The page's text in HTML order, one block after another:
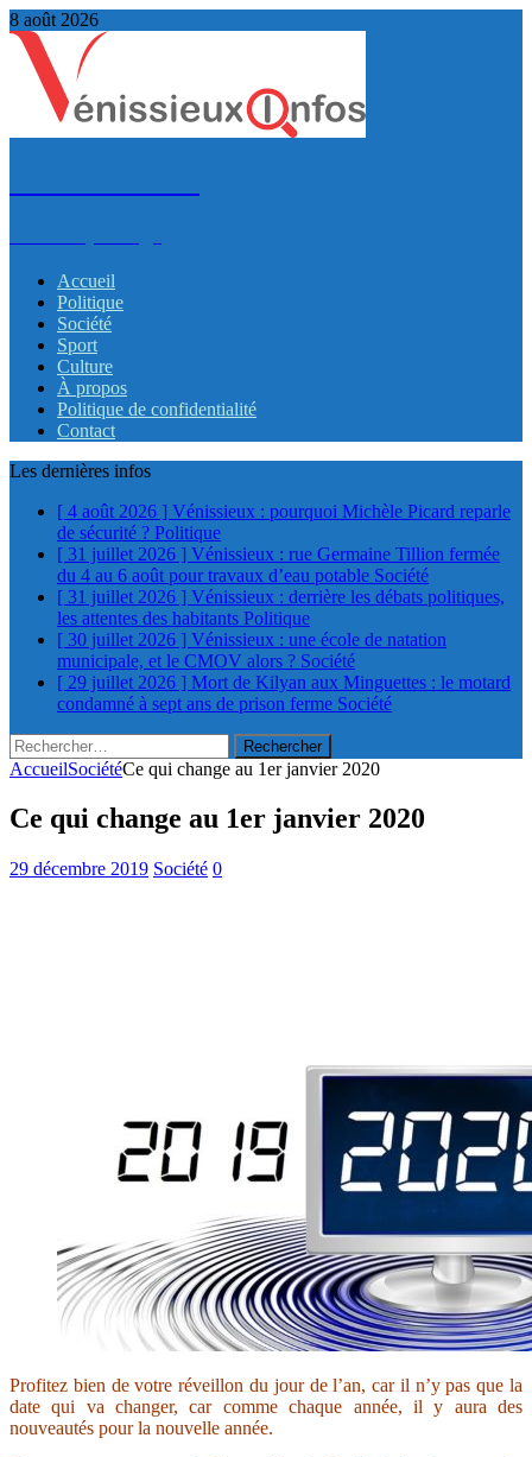
8 août 2026
Accueil
Politique
Société
Sport
Culture
À propos
Politique de confidentialité
Contact
Les dernières infos
[ 4 août 2026 ] Vénissieux : pourquoi Michèle Picard reparle
de sécurité ? Politique
[ 31 juillet 2026 ] Vénissieux : rue Germaine Tillion fermée
du 4 au 6 août pour travaux d’eau potable Société
[ 31 juillet 2026 ] Vénissieux : derrière les débats politiques,
les attentes des habitants Politique
[ 30 juillet 2026 ] Vénissieux : une école de natation
municipale, et le CMOV alors ? Société
[ 29 juillet 2026 ] Mort de Kilyan aux Minguettes : le motard
condamné à sept ans de prison ferme Société
Rechercher :
AccueilSociétéCe qui change au 1er janvier 2020
Ce qui change au 1er janvier 2020
29 décembre 2019 Société 0
Profitez bien de votre réveillon du jour de l’an, car il n’y pas que la
date qui va changer, car comme chaque année, il y aura des
nouveautés pour la nouvelle année.